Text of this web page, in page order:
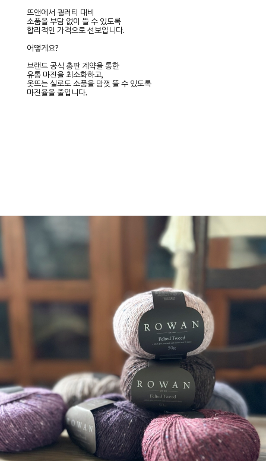
뜨앤에서 퀄러티 대비
소품을 부담 없이 뜰 수 있도록
합리적인 가격으로 선보입니다.
어떻게요?
브랜드 공식 총판 계약을 통한
유통 마진을 최소화하고,
옷뜨는 실로도 소품을 맘껏 뜰 수 있도록
마진율을 줄입니다.